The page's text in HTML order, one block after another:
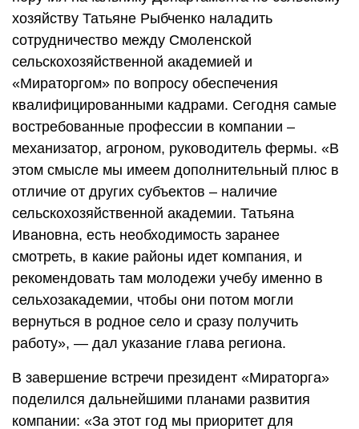
хозяйству Татьяне Рыбченко наладить
сотрудничество между Смоленской
сельскохозяйственной академией и
«Мираторгом» по вопросу обеспечения
квалифицированными кадрами. Сегодня самые
востребованные профессии в компании –
механизатор, агроном, руководитель фермы. «В
этом смысле мы имеем дополнительный плюс в
отличие от других субъектов – наличие
сельскохозяйственной академии. Татьяна
Ивановна, есть необходимость заранее
смотреть, в какие районы идет компания, и
рекомендовать там молодежи учебу именно в
сельхозакадемии, чтобы они потом могли
вернуться в родное село и сразу получить
работу», — дал указание глава региона.
В завершение встречи президент «Мираторга»
поделился дальнейшими планами развития
компании: «За этот год мы приоритет для